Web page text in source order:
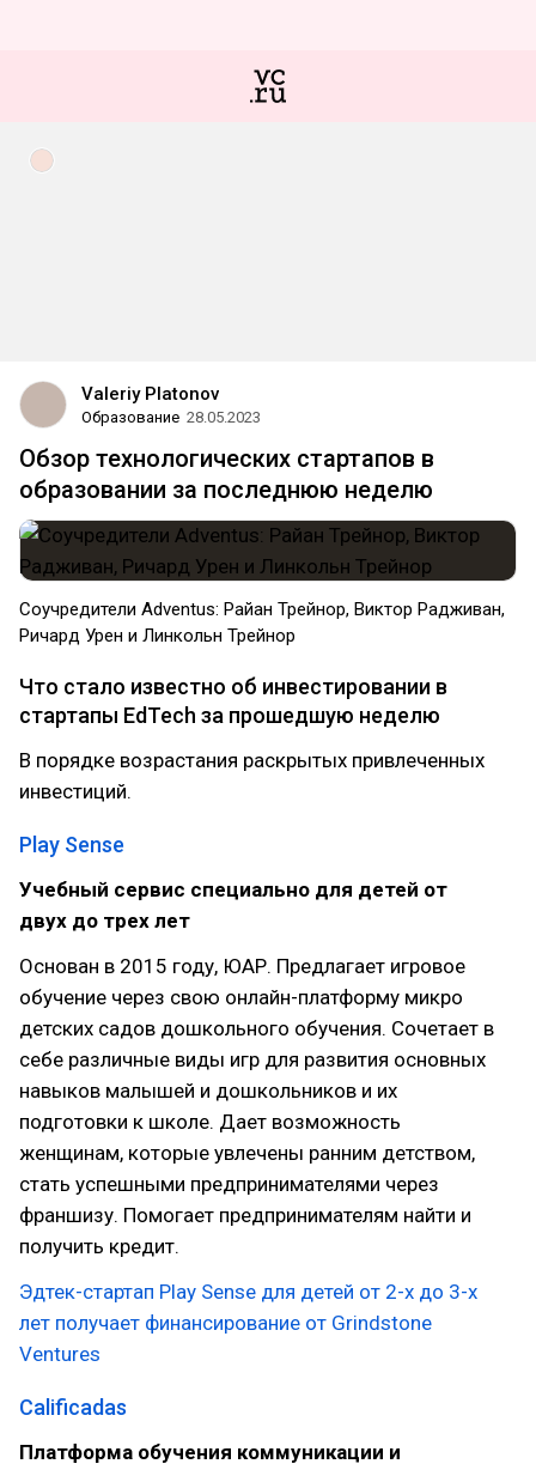
Valeriy Platonov
Образование 28.05.2023
Обзор технологических стартапов в
образовании за последнюю неделю
Соучредители Adventus: Райан Трейнор, Виктор Радживан,
Ричард Урен и Линкольн Трейнор
Что стало известно об инвестировании в
стартапы EdTech за прошедшую неделю
В порядке возрастания раскрытых привлеченных
инвестиций.
Play Sense
Учебный сервис специально для детей от
двух до трех лет
Основан в 2015 году, ЮАР. Предлагает игровое
обучение через свою онлайн-платформу микро
детских садов дошкольного обучения. Сочетает в
себе различные виды игр для развития основных
навыков малышей и дошкольников и их
подготовки к школе. Дает возможность
женщинам, которые увлечены ранним детством,
стать успешными предпринимателями через
франшизу. Помогает предпринимателям найти и
получить кредит.
Эдтек-стартап Play Sense для детей от 2-х до 3-х
лет получает финансирование от Grindstone
Ventures
Calificadas
Платформа обучения коммуникации и